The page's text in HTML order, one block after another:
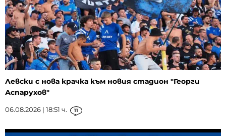
Левски с нова крачка към новия стадион "Георги
Аспарухов"
06.08.2026 | 18:51 ч. 11